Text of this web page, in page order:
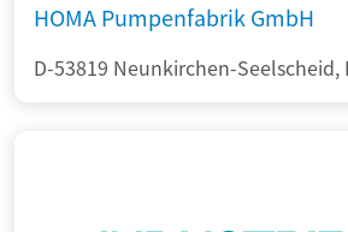
HOMA Pumpenfabrik GmbH
D-53819 Neunkirchen-